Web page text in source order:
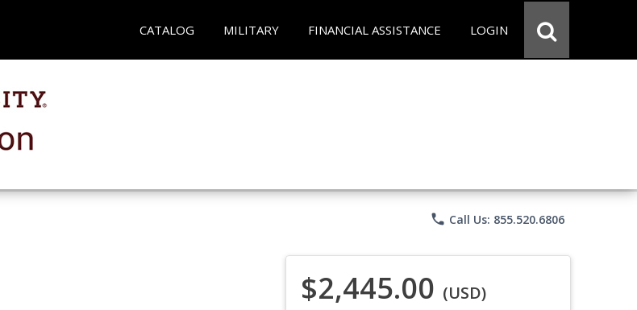
CATALOG MILITARY FINANCIAL ASSISTANCE LOGIN
phone Call Us: 855.520.6806
$2,445.00 (USD)